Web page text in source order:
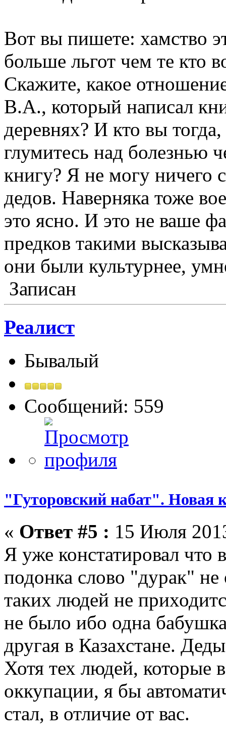
Вот вы пишете: хамство
больше льгот чем те кто
Скажите, какое
В.А., который написал
деревнях? И кто вы
глумитесь над болезнью
книгу? Я не могу ничего
дедов. Наверняка тоже
это ясно. И это не ваше
предков такими
они были культурнее,
Записан
Реалист
Бывалый
Сообщений: 559
"Гуторовский набат". Новая
« Ответ #5 : 15 Июля
Я уже констатировал
подонка слово "дурак"
таких людей не
не было ибо одна
другая в Казахстане.
Хотя тех людей, которые
оккупации, я бы
стал, в отличие от вас.